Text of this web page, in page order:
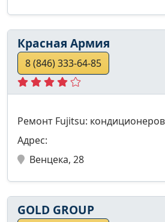
Красная Армия
8 (846) 333-64-85
Ремонт Fujitsu: кондиционеров
Адрес:
Венцека, 28
GOLD GROUP